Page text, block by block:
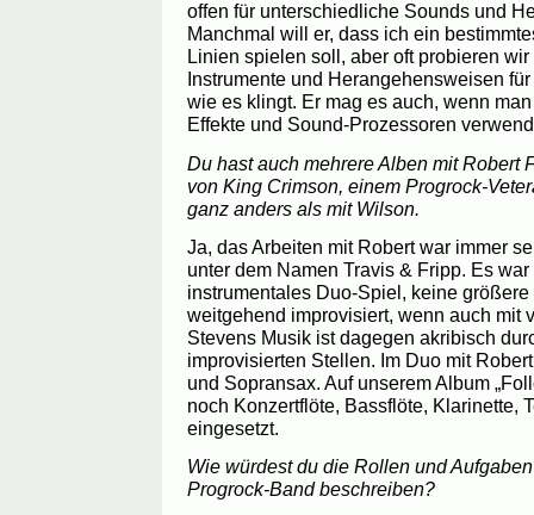
offen für unterschiedliche Sounds und
Manchmal will er, dass ich ein
Linien spielen soll, aber oft probieren
Instrumente und Herangehensweisen
wie es klingt. Er mag es auch, wenn
Effekte und Sound-Prozessoren
Du hast auch mehrere Alben mit Robert
von King Crimson, einem Progrock-
ganz anders als mit Wilson.
Ja, das Arbeiten mit Robert war immer
unter dem Namen Travis & Fripp. Es
instrumentales Duo-Spiel, keine
weitgehend improvisiert, wenn auch mit
Stevens Musik ist dagegen akribisch
improvisierten Stellen. Im Duo mit
und Sopransax. Auf unserem Album
noch Konzertflöte, Bassflöte, Klarinette,
eingesetzt.
Wie würdest du die Rollen und
Progrock-Band beschreiben?